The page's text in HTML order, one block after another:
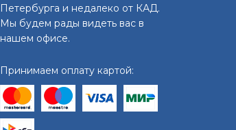
Петербурга и недалеко от КАД.
Мы будем рады видеть вас в
нашем офисе.
Принимаем оплату картой: